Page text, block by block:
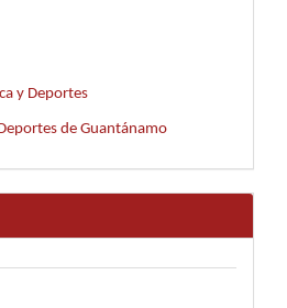
y Deportes
de Guantánamo